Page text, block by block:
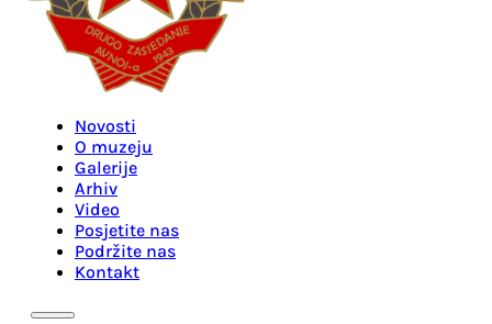
Novosti
O muzeju
Galerije
Arhiv
Video
Posjetite nas
Podržite nas
Kontakt